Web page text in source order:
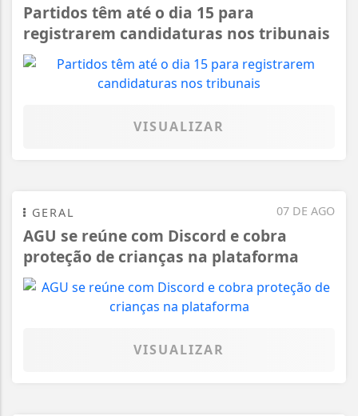
Partidos têm até o dia 15 para
registrarem candidaturas nos tribunais
VISUALIZAR
07 DE AGO
GERAL
AGU se reúne com Discord e cobra
proteção de crianças na plataforma
VISUALIZAR